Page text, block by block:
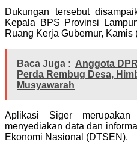
Dukungan tersebut
Kepala BPS Provinsi
Ruang Kerja Gubernur, Kamis
Baca Juga : Anggota
Perda Rembug Desa,
Musyawarah
Aplikasi Siger
menyediakan data dan
Ekonomi Nasional (DTSEN).